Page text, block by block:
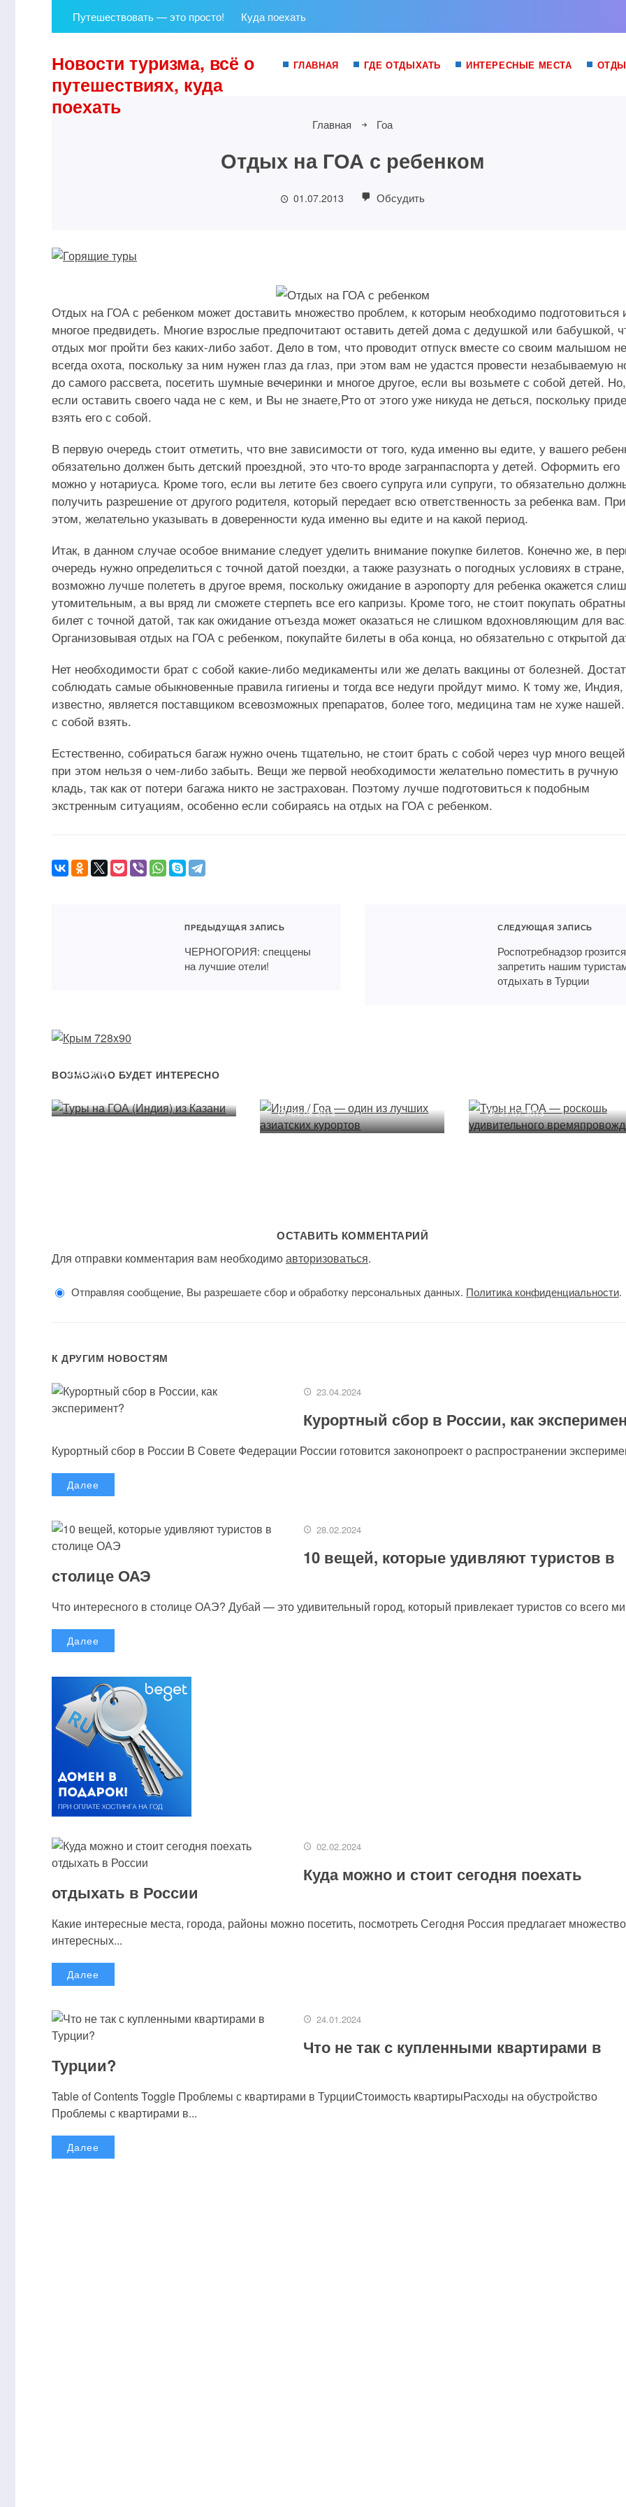
Путешествовать — это просто! Куда поехать
Новости туризма, всё о
путешествиях, куда
поехать
ГЛАВНАЯ ГДЕ ОТДЫХАТЬ ИНТЕРЕСНЫЕ МЕСТА
Главная Гоа
Отдых на ГОА с ребенком
01.07.2013 Обсудить
Отдых на ГОА с ребенком может доставить множество проблем, к которым необходимо подготовиться
многое предвидеть. Многие взрослые предпочитают оставить детей дома с дедушкой или бабушкой,
отдых мог пройти без каких-либо забот. Дело в том, что проводит отпуск вместе со своим малышом не
всегда охота, поскольку за ним нужен глаз да глаз, при этом вам не удастся провести незабываемую
до самого рассвета, посетить шумные вечеринки и многое другое, если вы возьмете с собой детей. Но,
если оставить своего чада не с кем, и Вы не знаете,Pто от этого уже никуда не деться, поскольку
взять его с собой.
В первую очередь стоит отметить, что вне зависимости от того, куда именно вы едите, у вашего
обязательно должен быть детский проездной, это что-то вроде загранпаспорта у детей. Оформить его
можно у нотариуса. Кроме того, если вы летите без своего супруга или супруги, то обязательно
получить разрешение от другого родителя, который передает всю ответственность за ребенка вам. При
этом, желательно указывать в доверенности куда именно вы едите и на какой период.
Итак, в данном случае особое внимание следует уделить внимание покупке билетов. Конечно же, в
очередь нужно определиться с точной датой поездки, а также разузнать о погодных условиях в стране,
возможно лучше полететь в другое время, поскольку ожидание в аэропорту для ребенка окажется
утомительным, а вы вряд ли сможете стерпеть все его капризы. Кроме того, не стоит покупать
билет с точной датой, так как ожидание отъезда может оказаться не слишком вдохновляющим для
Организовывая отдых на ГОА с ребенком, покупайте билеты в оба конца, но обязательно с открытой
Нет необходимости брат с собой какие-либо медикаменты или же делать вакцины от болезней.
соблюдать самые обыкновенные правила гигиены и тогда все недуги пройдут мимо. К тому же, Индия,
известно, является поставщиком всевозможных препаратов, более того, медицина там не хуже
с собой взять.
Естественно, собираться багаж нужно очень тщательно, не стоит брать с собой через чур много
при этом нельзя о чем-либо забыть. Вещи же первой необходимости желательно поместить в ручную
кладь, так как от потери багажа никто не застрахован. Поэтому лучше подготовиться к подобным
экстренным ситуациям, особенно если собираясь на отдых на ГОА с ребенком.
ПРЕДЫДУЩАЯ ЗАПИСЬ
ЧЕРНОГОРИЯ: спеццены
на лучшие отели!
СЛЕДУЮЩАЯ ЗАПИСЬ
Роспотребнадзор грозится
запретить нашим
отдыхать в Турции
ВОЗМОЖНО БУДЕТ ИНТЕРЕСНО
Казани
04.08.2013 27.07.2013
ОСТАВИТЬ КОММЕНТАРИЙ
Для отправки комментария вам необходимоавторизоваться.
Отправляя сообщение, Вы разрешаете сбор и обработку персональных данных. Политика конфиденциальности.
К ДРУГИМ НОВОСТЯМ
23.04.2024
Курортный сбор в России, как
Курортный сбор в России В Совете Федерации России готовится законопроект о распространении
Далее
28.02.2024
10 вещей, которые удивляют туристов в
столице ОАЭ
Что интересного в столице ОАЭ? Дубай — это удивительный город, который привлекает туристов со всего
Далее
02.02.2024
Куда можно и стоит сегодня поехать
отдыхать в России
Какие интересные места, города, районы можно посетить, посмотреть Сегодня Россия предлагает множество
интересных...
Далее
24.01.2024
Что не так с купленными квартирами в
Турции?
Table of Contents Toggle Проблемы с квартирами в ТурцииСтоимость квартирыРасходы на обустройство
Проблемы с квартирами в...
Далее